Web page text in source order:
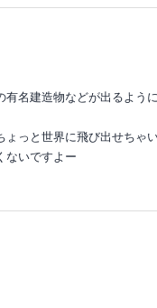
名建造物などが出るよう
っと世界に飛び出せちゃ
ないですよー